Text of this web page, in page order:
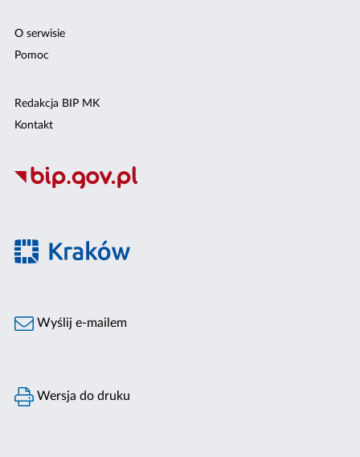
O serwisie
Pomoc
Redakcja BIP MK
Kontakt
Wyślij e-mailem
Wersja do druku